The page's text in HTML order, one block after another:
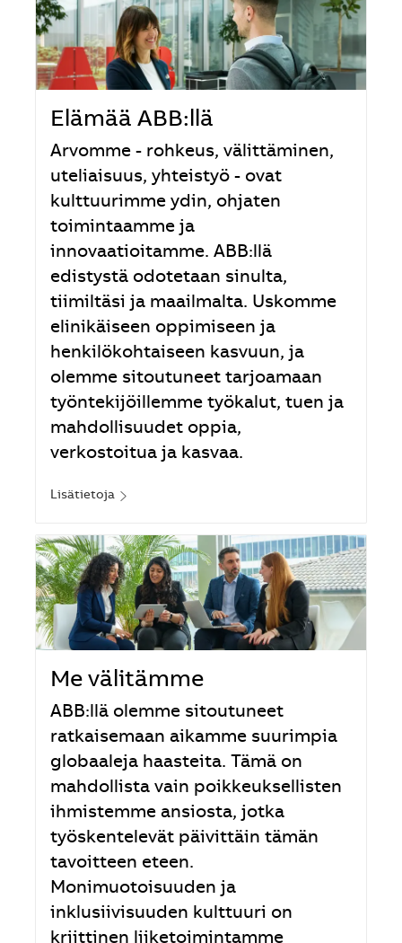
Elämää ABB:llä
Arvomme - rohkeus, välittäminen,
uteliaisuus, yhteistyö - ovat
kulttuurimme ydin, ohjaten
toimintaamme ja
innovaatioitamme. ABB:llä
edistystä odotetaan sinulta,
tiimiltäsi ja maailmalta. Uskomme
elinikäiseen oppimiseen ja
henkilökohtaiseen kasvuun, ja
olemme sitoutuneet tarjoamaan
työntekijöillemme työkalut, tuen ja
mahdollisuudet oppia,
verkostoitua ja kasvaa.
Lisätietoja
Me välitämme
ABB:llä olemme sitoutuneet
ratkaisemaan aikamme suurimpia
globaaleja haasteita. Tämä on
mahdollista vain poikkeuksellisten
ihmistemme ansiosta, jotka
työskentelevät päivittäin tämän
tavoitteen eteen.
Monimuotoisuuden ja
inklusiivisuuden kulttuuri on